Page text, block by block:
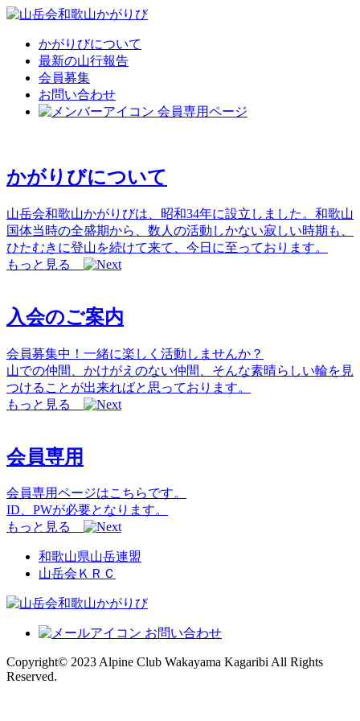
かがりびについて
最新の山行報告
会員募集
お問い合わせ
会員専用ページ
かがりびについて
山岳会和歌山かがりびは、昭和34年に設立しました。和歌山
国体当時の全盛期から、数人の活動しかない寂しい時期も、
ひたむきに登山を続けて来て、今日に至っております。
もっと見る
入会のご案内
会員募集中！一緒に楽しく活動しませんか？
山での仲間、かけがえのない仲間、そんな素晴らしい輪を見
つけることが出来ればと思っております。
もっと見る
会員専用
会員専用ページはこちらです。
ID、PWが必要となります。
もっと見る
和歌山県山岳連盟
山岳会ＫＲＣ
お問い合わせ
Copyright© 2023 Alpine Club Wakayama Kagaribi All Rights
Reserved.